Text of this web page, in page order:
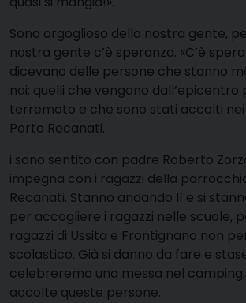
Sono orgoglioso della nostra gente,
nostra gente c’è speranza. «C’è
dicevano delle persone che stanno
noi: quelli che vengono dall’epicentro
terremoto e che sono stati accolti
Porto Recanati.
i sono sentito con padre Roberto
impegna con i ragazzi della
Recanati. Stanno andando lì e si
per accogliere i ragazzi nelle scuole,
ragazzi di Ussita e Frontignano non
scolastico. Già si danno da fare e
celebreremo una messa nel
accolte queste persone.